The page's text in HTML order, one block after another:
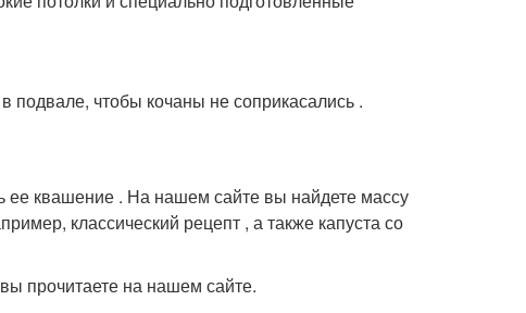
подвале, чтобы кочаны не соприкасались .
ее квашение . На нашем сайте вы найдете массу
классический рецепт , а также капуста со
прочитаете на нашем сайте.